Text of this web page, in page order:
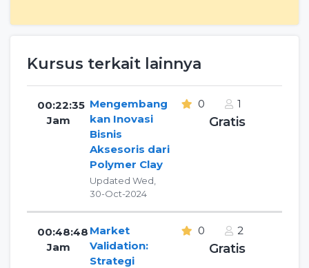
Kursus terkait lainnya
00:22:35
Jam
Mengembang
kan Inovasi
Bisnis
Aksesoris dari
Polymer Clay
Updated Wed,
30-Oct-2024
0 1
Gratis
00:48:48
Jam
Market
Validation:
Strategi
0 2
Gratis